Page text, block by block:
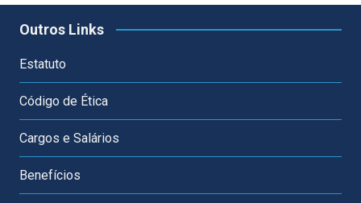
Outros Links
Estatuto
Código de Ética
Cargos e Salários
Benefícios